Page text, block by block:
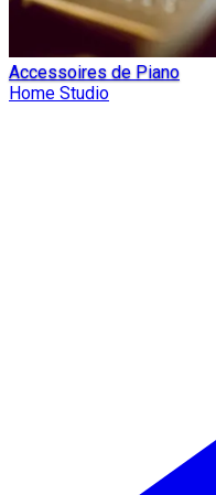
Accessoires de Piano
Home Studio